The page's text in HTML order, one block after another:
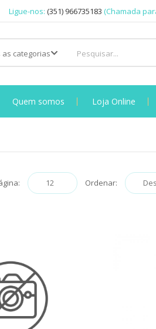
Ligue-nos: (351) 966735183 (Chamada
Quem somos Loja Online
Ordenar: